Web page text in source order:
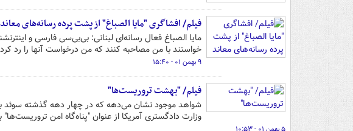
فیلم/ افشاگری "مایا الصباغ" از پشت پرده رسانه‌های معاند
مایا الصباغ فعال رسانه‌ای لبنانی: بی‌بی‌سی فارسی و
خواستند با من مصاحبه کنند که من درخواست آنها را رد
۹ بهمن ۰۱ - ۱۵:۴۰
فیلم/ "بهشت تروریست‌ها"
شواهد موجود نشان می‌دهه که در چهار دهه گذشته سوئد
وزارت دادگستری آمریکا از عنوان "پناه‌گاه امن